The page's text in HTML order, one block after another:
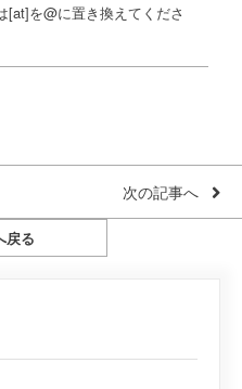
[at]を@に置き換えてくださ
次の記事へ
戻る